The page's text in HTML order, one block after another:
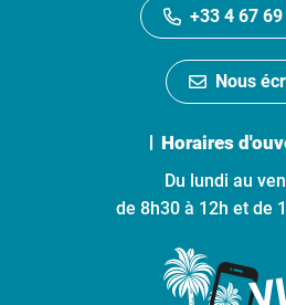
+33 4 67
Nous
Horaires
Du lundi au
de 8h30 à 12h et de